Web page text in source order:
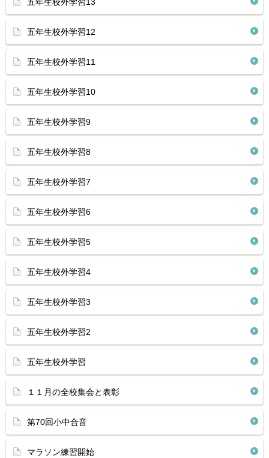
五年生校外学習12
五年生校外学習11
五年生校外学習10
五年生校外学習9
五年生校外学習8
五年生校外学習7
五年生校外学習6
五年生校外学習5
五年生校外学習4
五年生校外学習3
五年生校外学習2
五年生校外学習
１１月の全校集会と表彰
第70回小中合音
マラソン練習開始